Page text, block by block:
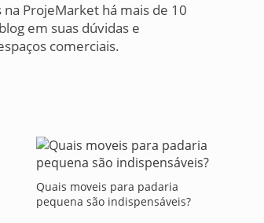
ProjeMarket há mais de 10
em suas dúvidas e
comerciais.
Quais moveis para padaria
pequena são indispensáveis?